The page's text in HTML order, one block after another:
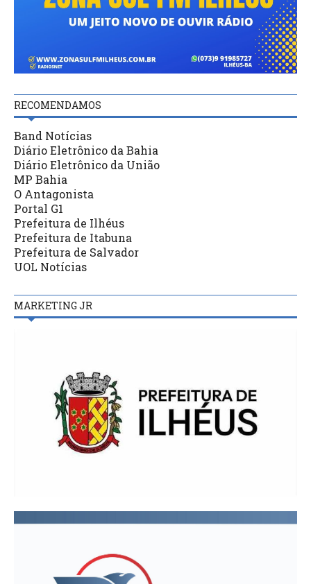
RECOMENDAMOS
Band Notícias
Diário Eletrônico da Bahia
Diário Eletrônico da União
MP Bahia
O Antagonista
Portal G1
Prefeitura de Ilhéus
Prefeitura de Itabuna
Prefeitura de Salvador
UOL Notícias
MARKETING JR